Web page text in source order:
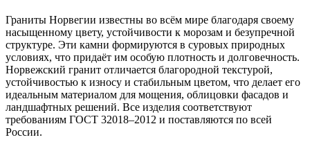
Граниты Норвегии известны во всём мире благодаря своему
насыщенному цвету, устойчивости к морозам и безупречной
структуре. Эти камни формируются в суровых природных
условиях, что придаёт им особую плотность и долговечность.
Норвежский гранит отличается благородной текстурой,
устойчивостью к износу и стабильным цветом, что делает его
идеальным материалом для мощения, облицовки фасадов и
ландшафтных решений. Все изделия соответствуют
требованиям ГОСТ 32018–2012 и поставляются по всей
России.